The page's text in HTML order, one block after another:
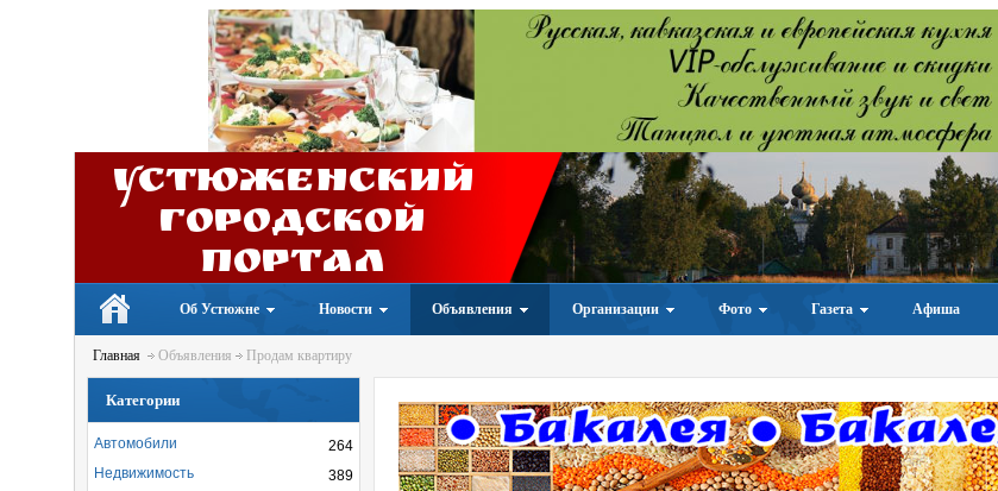
Устюженский
Городской
портал
Об Устюжне Новости Объявления Организации Фото Газета Афиша
Главная Объявления Продам квартиру
Категории
264
Автомобили
389
Недвижимость